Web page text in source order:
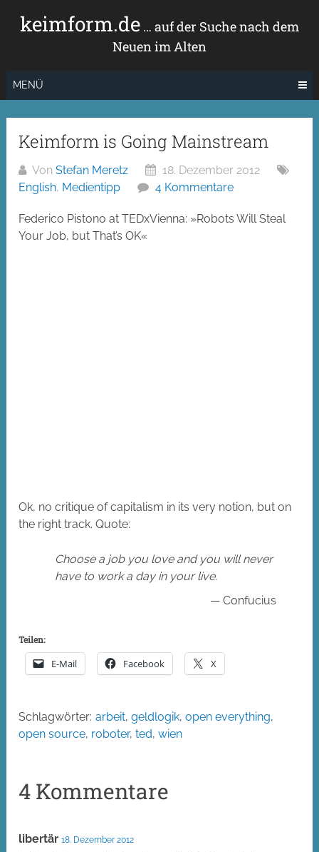
Inhaltkeimform.de… auf der Suche nach dem
Neuen im Alten
MENÜ
Keimform is Going Mainstream
VonStefan Meretz
18. Dezember 2012
English, Medientipp 4 Kommentare
Federico Pistono at TEDxVienna: »Robots Will Steal
Your Job, but That’s OK«
Ok, no critique of capitalism in its very notion, but on
the right track. Quote:
Choose a job you love and you will never
have to work a day in your live.
— Confucius
Teilen:
E-Mail Facebook X
Schlagwörter: arbeit,geldlogik,open everything,
open source, roboter,ted,wien
4 Kommentare
libertär 18. Dezember 2012